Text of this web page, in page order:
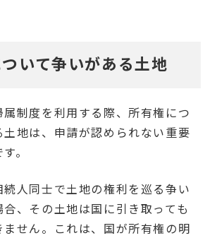
いて争いがある土地
制度を利用する際、所有権につ
土地は、申請が認められない重要
。
続人同士で土地の権利を巡る争い
、その土地は国に引き取っても
ません。これは、国が所有権の明